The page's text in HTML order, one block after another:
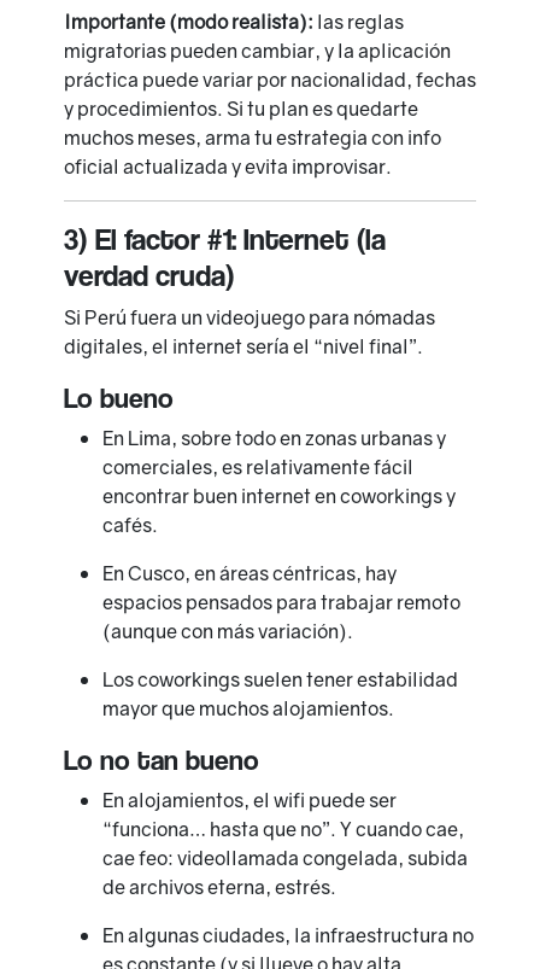
Importante (modo realista): las reglas
migratorias pueden cambiar, y la aplicación
práctica puede variar por nacionalidad, fechas
y procedimientos. Si tu plan es quedarte
muchos meses, arma tu estrategia con info
oficial actualizada y evita improvisar.
3) El factor #1: Internet (la
verdad cruda)
Si Perú fuera un videojuego para nómadas
digitales, el internet sería el “nivel final”.
Lo bueno
En Lima, sobre todo en zonas urbanas y
comerciales, es relativamente fácil
encontrar buen internet en coworkings y
cafés.
En Cusco, en áreas céntricas, hay
espacios pensados para trabajar remoto
(aunque con más variación).
Los coworkings suelen tener estabilidad
mayor que muchos alojamientos.
Lo no tan bueno
En alojamientos, el wifi puede ser
“funciona… hasta que no”. Y cuando cae,
cae feo: videollamada congelada, subida
de archivos eterna, estrés.
En algunas ciudades, la infraestructura no
es constante (y si llueve o hay alta